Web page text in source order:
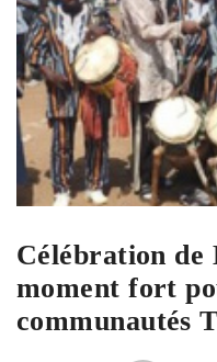
Célébration de
moment fort
communautés